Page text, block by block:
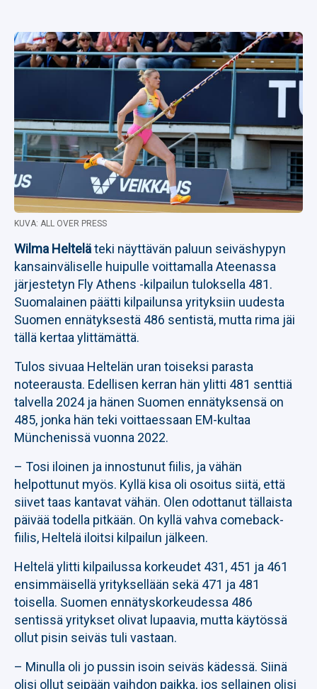
KUVA: ALL OVER PRESS
Wilma Helteläteki näyttävän paluun seiväshypyn
kansainväliselle huipulle voittamalla Ateenassa
järjestetyn Fly Athens -kilpailun tuloksella 481.
Suomalainen päätti kilpailunsa yrityksiin uudesta
Suomen ennätyksestä 486 sentistä, mutta rima jäi
tällä kertaa ylittämättä.
Tulos sivuaa Heltelän uran toiseksi parasta
noteerausta. Edellisen kerran hän ylitti 481 senttiä
talvella 2024 ja hänen Suomen ennätyksensä on
485, jonka hän teki voittaessaan EM-kultaa
Münchenissä vuonna 2022.
– Tosi iloinen ja innostunut fiilis, ja vähän
helpottunut myös. Kyllä kisa oli osoitus siitä, että
siivet taas kantavat vähän. Olen odottanut tällaista
päivää todella pitkään. On kyllä vahva comeback-
fiilis, Heltelä iloitsi kilpailun jälkeen.
Heltelä ylitti kilpailussa korkeudet 431, 451 ja 461
ensimmäisellä yrityksellään sekä 471 ja 481
toisella. Suomen ennätyskorkeudessa 486
sentissä yritykset olivat lupaavia, mutta käytössä
ollut pisin seiväs tuli vastaan.
– Minulla oli jo pussin isoin seiväs kädessä. Siinä
olisi ollut seipään vaihdon paikka, jos sellainen olisi